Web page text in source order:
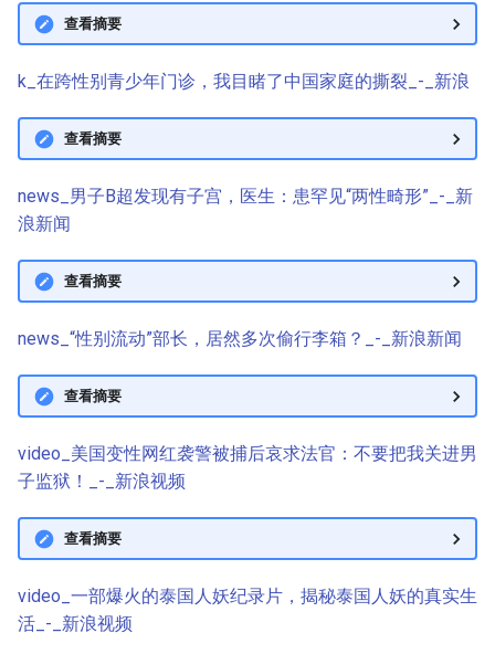
查看摘要
k_在跨性别青少年门诊，我目睹了中国家庭的撕裂_-_新浪
查看摘要
news_男子B超发现有子宫，医生：患罕见“两性畸形”_-_新
浪新闻
查看摘要
news_“性别流动”部长，居然多次偷行李箱？_-_新浪新闻
查看摘要
video_美国变性网红袭警被捕后哀求法官：不要把我关进男
子监狱！_-_新浪视频
查看摘要
video_一部爆火的泰国人妖纪录片，揭秘泰国人妖的真实生
活_-_新浪视频